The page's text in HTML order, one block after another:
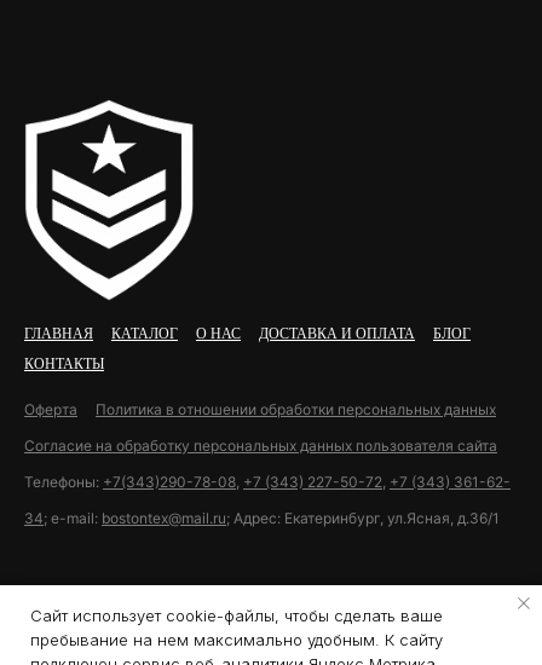
ГЛАВНАЯ КАТАЛОГ О НАС ДОСТАВКА И ОПЛАТА
БЛОГ
КОНТАКТЫ
Оферта
Политика в отношении обработки персональных данных
Согласие на обработку персональных данных пользователя сайта
Телефоны: +7(343)290-78-08, +7 (343) 227-50-72, +7 (343) 361-62-
34; e-mail: bostontex@mail.ru; Адрес: Екатеринбург, ул.Ясная, д.36/1
Разработка сайта U11.ru
Сайт использует cookie-файлы, чтобы сделать ваше
пребывание на нем максимально удобным. К cайту